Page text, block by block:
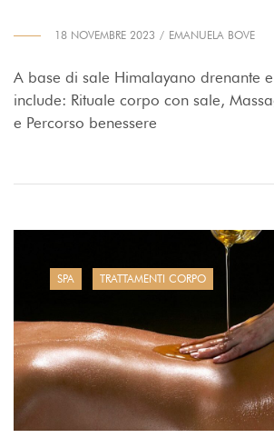
18 NOVEMBRE 2023 EMANUELA BOVE
A base di sale Himalayano drenante
include: Rituale corpo con sale,
e Percorso benessere
SPA TRATTAMENTI CORPO